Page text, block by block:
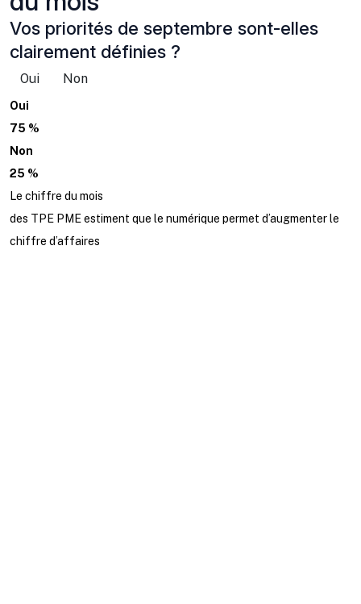
Vos priorités de septembre sont-elles
clairement définies ?
Oui Non
Oui
75 %
Non
25 %
Le chiffre du mois
des TPE PME estiment que le numérique permet d’augmenter le
chiffre d’affaires